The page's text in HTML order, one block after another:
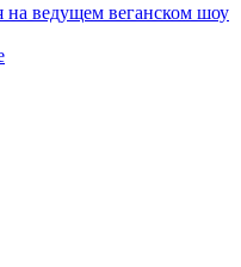
на ведущем веганском шоу